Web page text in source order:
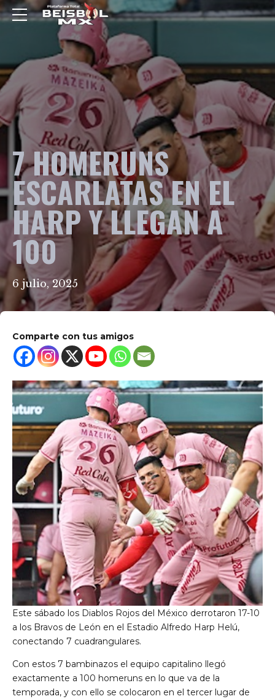
7 HOMERUNS
ESCARLATAS EN EL
HARP Y LLEGAN A
100
6 julio, 2025
Comparte con tus amigos
Este sábado los Diablos Rojos del México derrotaron 17-10
a los Bravos de León en el Estadio Alfredo Harp Helú,
conectando 7 cuadrangulares.
Con estos 7 bambinazos el equipo capitalino llegó
exactamente a 100 homeruns en lo que va de la
temporada, y con ello se colocaron en el tercer lugar de